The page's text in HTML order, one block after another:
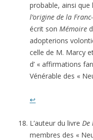
probable, ainsi
l’origine de la
écrit son Mémoire
adopterions
celle de M. Marcy
d’ « affirmations
Vénérable des «
↩
L’auteur du livre De
membres des «